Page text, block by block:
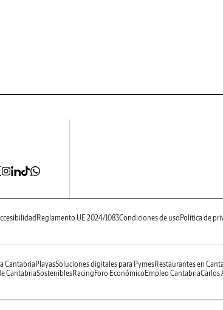
Reglamento UE 2024/1083Condiciones de uso Política de
CantabriaPlayasSoluciones digitales para PymesRestaurantes en
CantabriaSosteniblesRacing Foro Económico Empleo CantabriaCarlos